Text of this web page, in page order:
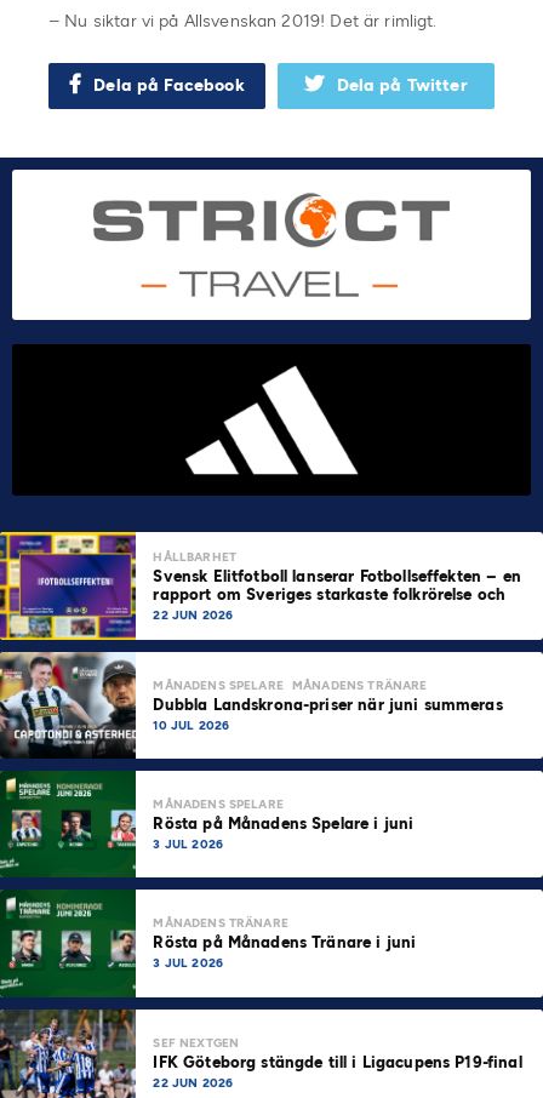
– Nu siktar vi på Allsvenskan 2019! Det är rimligt.
Dela på Facebook Dela på Twitter
HÅLLBARHET
Svensk Elitfotboll lanserar Fotbollseffekten – en
rapport om Sveriges starkaste folkrörelse och
samhällskraft
22 JUN 2026
MÅNADENS SPELARE MÅNADENS TRÄNARE
Dubbla Landskrona-priser när juni summeras
10 JUL 2026
MÅNADENS SPELARE
Rösta på Månadens Spelare i juni
3 JUL 2026
MÅNADENS TRÄNARE
Rösta på Månadens Tränare i juni
3 JUL 2026
SEF NEXTGEN
IFK Göteborg stängde till i Ligacupens P19-final
22 JUN 2026